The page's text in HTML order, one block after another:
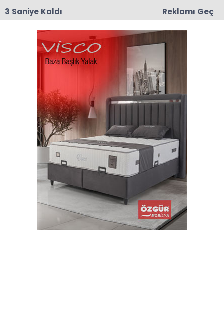
Anasayfa TAŞOVA
Taşova’da Birlik ve Bereket
Günü: Merkez Çarşı
Camii’nde Aşure İkramı
Yapıldı
25-06-2026 15:13
Abone Ol
Reklamı Geç
2 Saniye Kaldı